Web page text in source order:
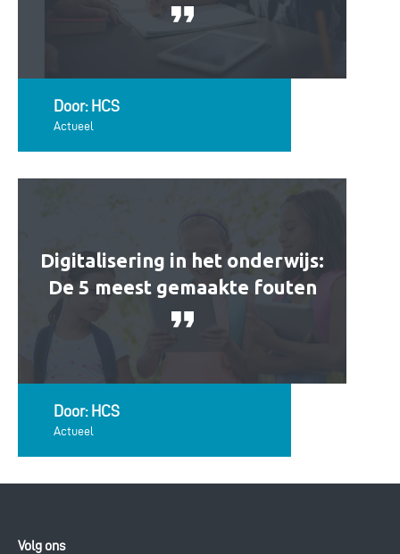
Door: HCS
Actueel
Digitalisering in het onderwijs:
De 5 meest gemaakte fouten
Door: HCS
Actueel
Volg ons